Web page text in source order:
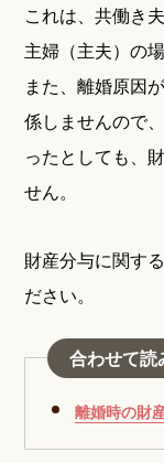
これは、共働き
主婦（主夫）の
また、離婚原因
係しませんので
ったとしても、
せん。
財産分与に関す
ださい。
合わせて読
離婚時の財